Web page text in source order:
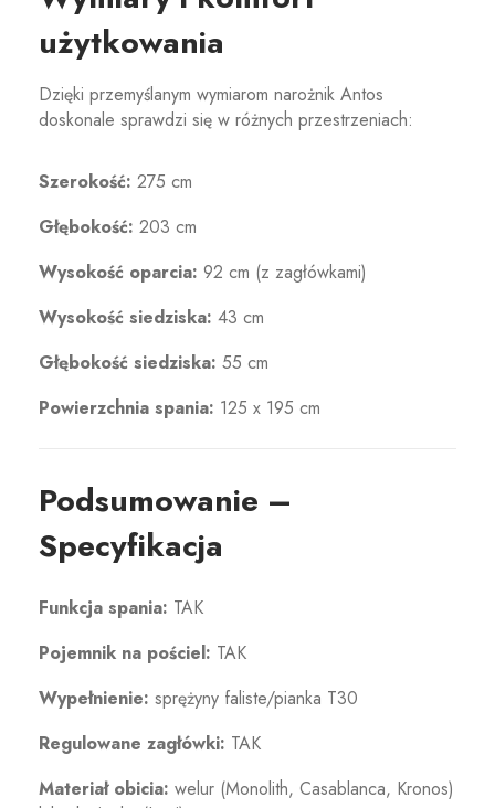
użytkowania
Dzięki przemyślanym wymiarom narożnik Antos
doskonale sprawdzi się w różnych przestrzeniach:
Szerokość: 275 cm
Głębokość: 203 cm
Wysokość oparcia: 92 cm (z zagłówkami)
Wysokość siedziska: 43 cm
Głębokość siedziska: 55 cm
Powierzchnia spania: 125 x 195 cm
Podsumowanie –
Specyfikacja
Funkcja spania: TAK
Pojemnik na pościel: TAK
Wypełnienie: sprężyny faliste/pianka T30
Regulowane zagłówki: TAK
Materiał obicia: welur (Monolith, Casablanca, Kronos)